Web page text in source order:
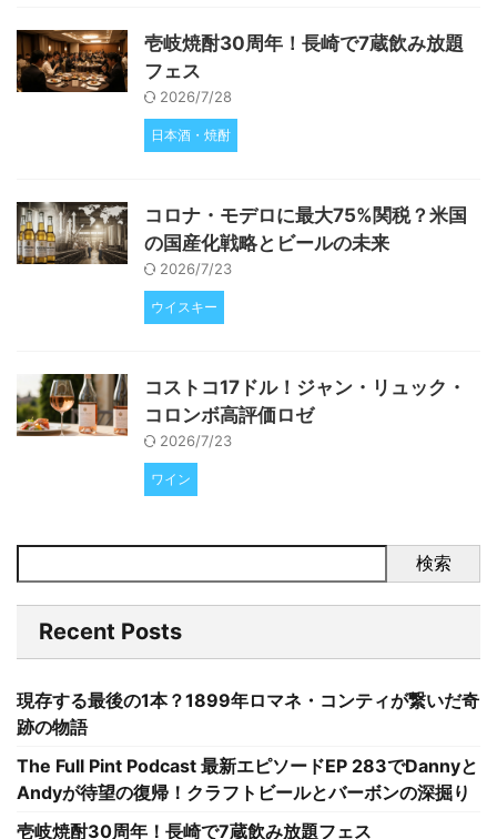
壱岐焼酎30周年！長崎で7蔵飲み放題
フェス
2026/7/28
日本酒・焼酎
コロナ・モデロに最大75%関税？米国
の国産化戦略とビールの未来
2026/7/23
ウイスキー
コストコ17ドル！ジャン・リュック・
コロンボ高評価ロゼ
2026/7/23
ワイン
検索
Recent Posts
現存する最後の1本？1899年ロマネ・コンティが繋いだ奇
跡の物語
The Full Pint Podcast 最新エピソードEP 283でDannyと
Andyが待望の復帰！クラフトビールとバーボンの深掘り
壱岐焼酎30周年！長崎で7蔵飲み放題フェス